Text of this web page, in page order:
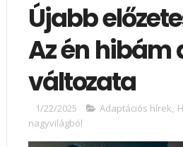
Újabb
Az én hibám
változata
1/22/2025 Adaptációs hírek,
nagyvilágból